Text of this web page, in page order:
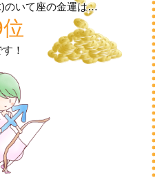
のいて座の金運は…
！